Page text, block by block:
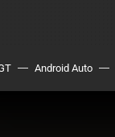
Android Auto